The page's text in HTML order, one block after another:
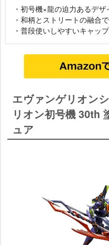
・初号機×龍の迫力あるデザ
・和柄とストリートの融合
・普段使いしやすいキャッ
エヴァンゲリオン
リオン初号機 30th
ュア